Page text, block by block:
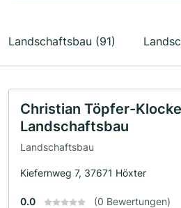
Landschaftsbau (91)
Christian Töpfer-
Landschaftsbau
Landschaftsbau
Kiefernweg 7, 37671 Höxter
0.0 (0 Bewertungen)